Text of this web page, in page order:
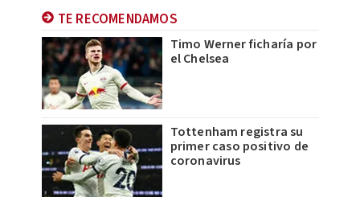
TE RECOMENDAMOS
Timo Werner ficharía por
el Chelsea
Tottenham registra su
primer caso positivo de
coronavirus